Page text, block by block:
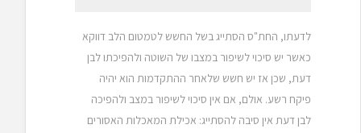
לדעתו, החת"ס הסתייג בשל החשש לטמטום הלב דווקא
כאשר יש סיכוי לשיפור במצבו של השוטה ולהפיכתו לבן
דעת, שכן אז יש חשש שלאחר ההתקדמות הוא יהיה
פיקח רשע. אולם, אם אין סיכוי לשיפור במצב ולהפיכה
לבן דעת אין סיבה להסתייג: אכילת המאכלות האסורים